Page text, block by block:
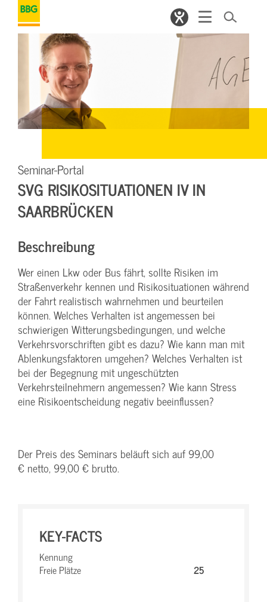
Seminar-Portal
SVG RISIKOSITUATIONEN IV IN
SAARBRÜCKEN
Beschreibung
Wer einen Lkw oder Bus fährt, sollte Risiken im
Straßenverkehr kennen und Risikosituationen während
der Fahrt realistisch wahrnehmen und beurteilen
können. Welches Verhalten ist angemessen bei
schwierigen Witterungsbedingungen, und welche
Verkehrsvorschriften gibt es dazu? Wie kann man mit
Ablenkungsfaktoren umgehen? Welches Verhalten ist
bei der Begegnung mit ungeschützten
Verkehrsteilnehmern angemessen? Wie kann Stress
eine Risikoentscheidung negativ beeinflussen?
Der Preis des Seminars beläuft sich auf 99,00
€ netto, 99,00 € brutto.
KEY-FACTS
Kennung
Freie Plätze
25